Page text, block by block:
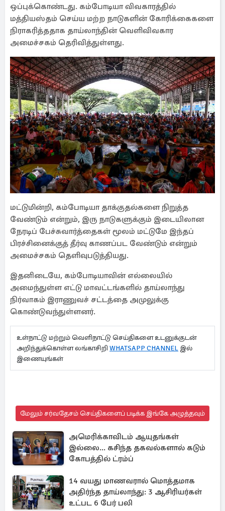
ஒப்புக்கொண்டது. கம்போடியா விவகாரத்தில்
மத்தியஸ்தம் செய்ய மற்ற நாடுகளின் கோரிக்கைகளை
நிராகரித்ததாக தாய்லாந்தின் வெளிவிவகார
அமைச்சகம் தெரிவித்துள்ளது.
மட்டுமின்றி, கம்போடியா தாக்குதல்களை நிறுத்த
வேண்டும் என்றும், இரு நாடுகளுக்கும் இடையிலான
நேரடிப் பேச்சுவார்த்தைகள் மூலம் மட்டுமே இந்தப்
பிரச்சினைக்குத் தீர்வு காணப்பட வேண்டும் என்றும்
அமைச்சகம் தெளிவுபடுத்தியது.
இதனிடையே, கம்போடியாவின் எல்லையில்
அமைந்துள்ள எட்டு மாவட்டங்களில் தாய்லாந்து
நிர்வாகம் இராணுவச் சட்டத்தை அமுலுக்கு
கொண்டுவந்துள்ளனர்.
உள்நாட்டு மற்றும் வெளிநாட்டு செய்திகளை உடனுக்குடன்
அறிந்துக்கொள்ள லங்காசிறி WHATSAPP CHANNEL இல்
இணையுங்கள்
மேலும் சர்வதேசம் செய்திகளைப் படிக்க இங்கே அழுத்தவும்
அமெரிக்காவிடம் ஆயுதங்கள்
இல்லை... கசிந்த தகவல்களால் கடும்
கோபத்தில் ட்ரம்ப்
14 வயது மாணவரால் மொத்தமாக
அதிர்ந்த தாய்லாந்து: 3 ஆசிரியர்கள்
உட்பட 6 பேர் பலி